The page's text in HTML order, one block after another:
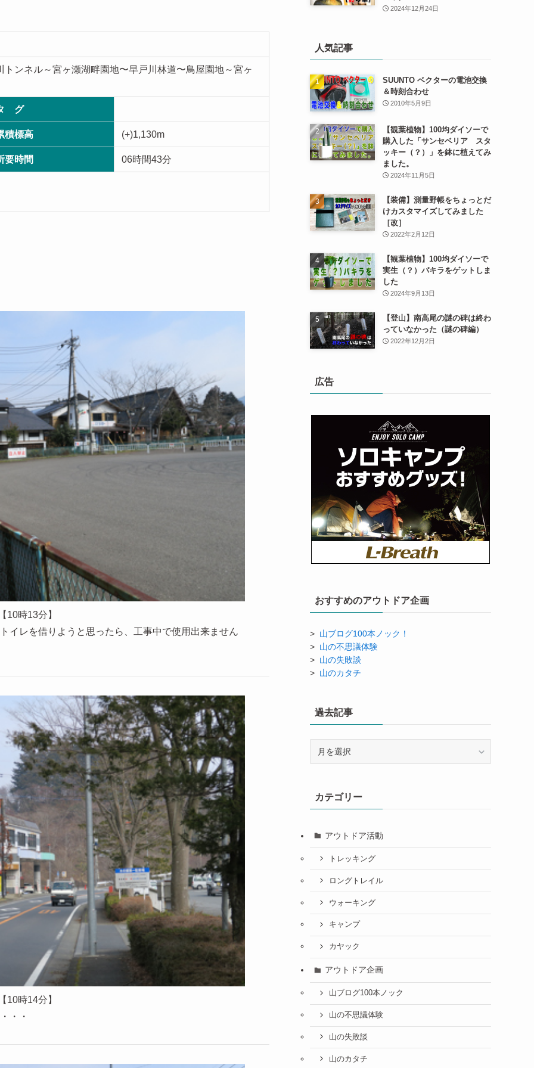
ンネル～宮ヶ瀬湖畔園地〜早戸川林道〜鳥屋園地～宮ヶ
グ
積標高 (+)1,130m
要時間 06時間43分
10時13分】
イレを借りようと思ったら、工事中で使用出来ません
10時14分】
・・
2024年12月24日
人気記事
SUUNTO ベクターの電池交換
＆時刻合わせ
2010年5月9日
【観葉植物】100均ダイソーで
購入した「サンセベリア スタ
ッキー（？）」を鉢に植えてみ
ました。
2024年11月5日
【装備】測量野帳をちょっとだ
けカスタマイズしてみました
［改］
2022年2月12日
【観葉植物】100均ダイソーで
実生（？）パキラをゲットしま
した
2024年9月13日
【登山】南高尾の謎の碑は終わ
っていなかった（謎の碑編）
2022年12月2日
広告
おすすめのアウトドア企画
> 山ブログ100本ノック！
> 山の不思議体験
> 山の失敗談
> 山のカタチ
過去記事
カテゴリー
アウトドア活動
トレッキング
ロングトレイル
ウォーキング
キャンプ
カヤック
アウトドア企画
山ブログ100本ノック
山の不思議体験
山の失敗談
山のカタチ